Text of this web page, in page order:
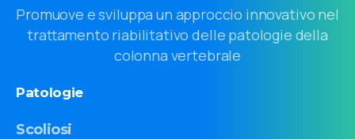
Promuove e sviluppa un approccio innovativo nel
trattamento riabilitativo delle patologie della
colonna vertebrale
Patologie
Scoliosi